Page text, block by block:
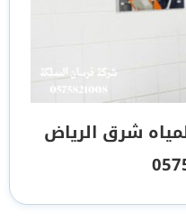
شرق الرياض